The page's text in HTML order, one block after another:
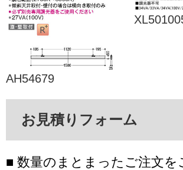
AH54679
お見積りフォーム
■ 数量のまとまったご注文